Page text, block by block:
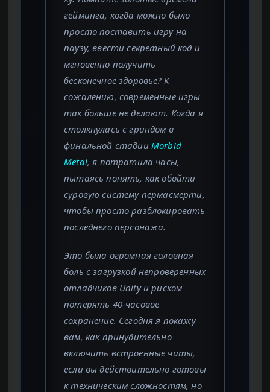
гейминга, когда можно было
просто поставить игру на
паузу, ввести секретный код и
мгновенно получить
бесконечное здоровье? К
сожалению, современные игры
так больше не делают. Когда я
столкнулась с гриндом в
финальной стадии Morbid
Metal, я потратила часы,
пытаясь понять, как обойти
суровую систему пермасмерти,
чтобы просто разблокировать
последнего персонажа.
Это была огромная головная
боль с загрузкой непроверенных
отладчиков Unity и риском
потерять 40-часовое
сохранение. Сегодня я покажу
вам, как принудительно
включить встроенные читы,
если вы действительно готовы
к техническим сложностям, но